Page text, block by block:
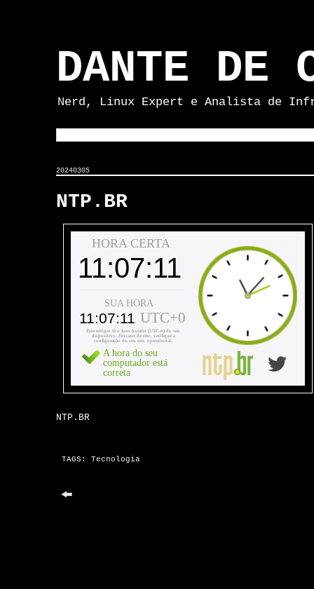
DANTE DE
Nerd, Linux Expert e Analista de
20240305
NTP.BR
NTP.BR
TAGS: Tecnologia